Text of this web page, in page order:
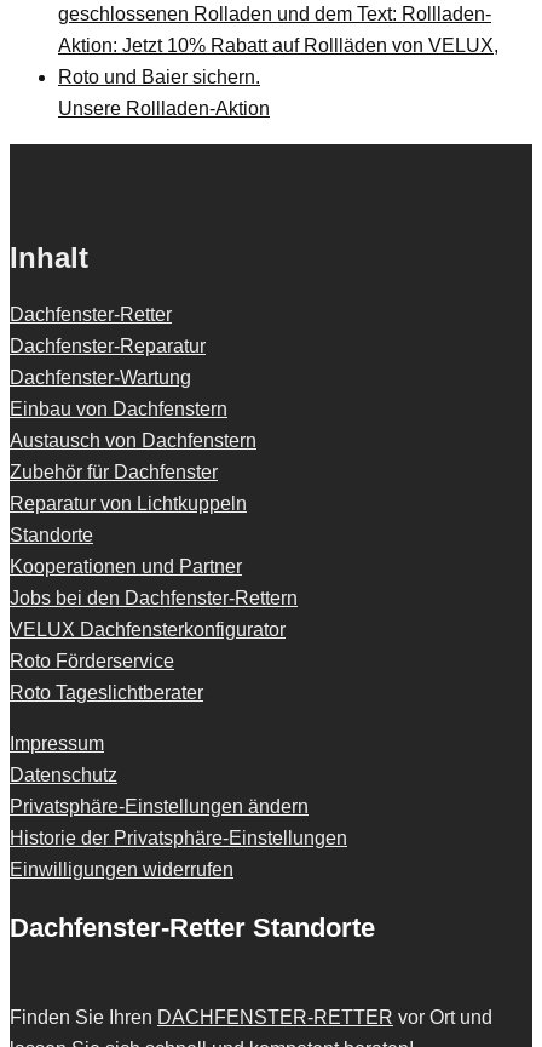
Unsere Rollladen-Aktion
Inhalt
Dachfenster-Retter
Dachfenster-Reparatur
Dachfenster-Wartung
Einbau von Dachfenstern
Austausch von Dachfenstern
Zubehör für Dachfenster
Reparatur von Lichtkuppeln
Standorte
Kooperationen und Partner
Jobs bei den Dachfenster-Rettern
VELUX Dachfensterkonfigurator
Roto Förderservice
Roto Tageslichtberater
Impressum
Datenschutz
Privatsphäre-Einstellungen ändern
Historie der Privatsphäre-Einstellungen
Einwilligungen widerrufen
Dachfenster-Retter Standorte
Finden Sie Ihren DACHFENSTER-RETTER vor Ort und